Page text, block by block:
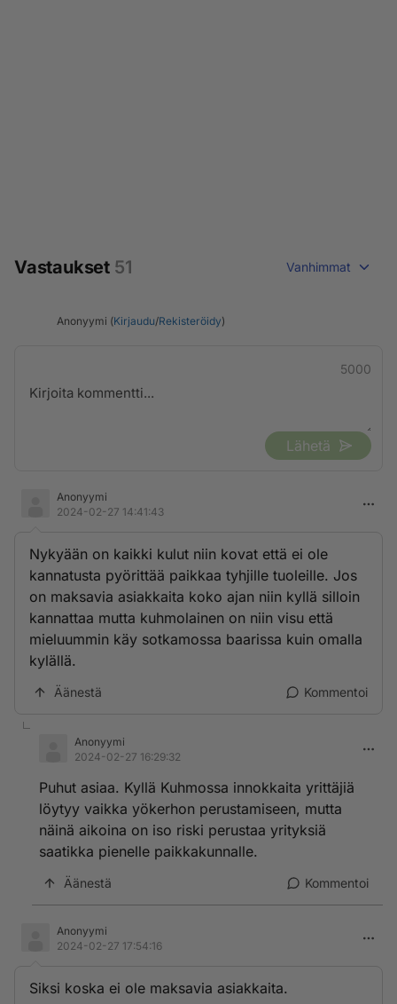
Vastaukset 51 Vanhimmat
Anonyymi (Kirjaudu/Rekisteröidy)
5000
Lähetä
Anonyymi
2024-02-27 14:41:43
Nykyään on kaikki kulut niin kovat että ei ole
kannatusta pyörittää paikkaa tyhjille tuoleille. Jos
on maksavia asiakkaita koko ajan niin kyllä silloin
kannattaa mutta kuhmolainen on niin visu että
mieluummin käy sotkamossa baarissa kuin omalla
kylällä.
Äänestä Kommentoi
Anonyymi
2024-02-27 16:29:32
Puhut asiaa. Kyllä Kuhmossa innokkaita yrittäjiä
löytyy vaikka yökerhon perustamiseen, mutta
näinä aikoina on iso riski perustaa yrityksiä
saatikka pienelle paikkakunnalle.
Äänestä Kommentoi
Anonyymi
2024-02-27 17:54:16
Siksi koska ei ole maksavia asiakkaita.